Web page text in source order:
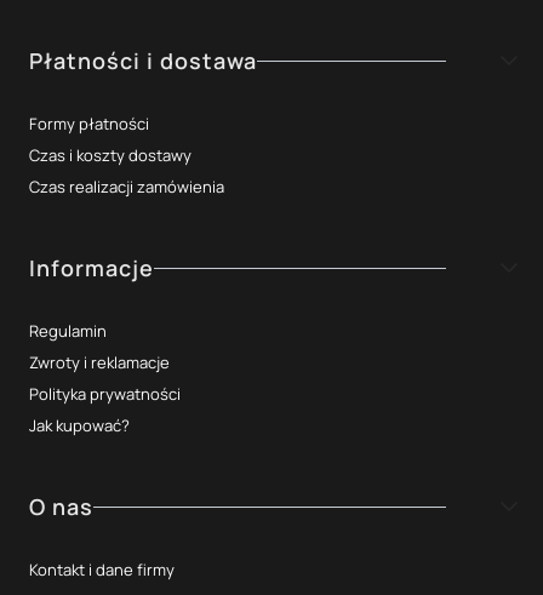
Płatności i dostawa
Formy płatności
Czas i koszty dostawy
Czas realizacji zamówienia
Informacje
Regulamin
Zwroty i reklamacje
Polityka prywatności
Jak kupować?
O nas
Kontakt i dane firmy